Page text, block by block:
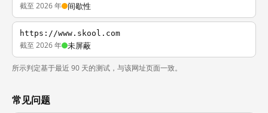
截至 2026 年 间歇性
https://www.skool.com
截至 2026 年 未屏蔽
所示判定基于最近 90 天的测试，与该网址页面一致。
常见问题